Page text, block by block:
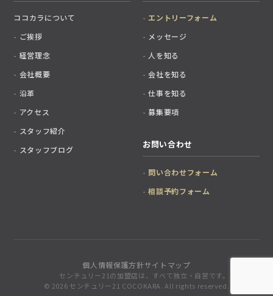
ココカラについて
ご挨拶
経営理念
会社概要
沿革
アクセス
スタッフ紹介
スタッフブログ
エントリーフォーム
メッセージ
人を知る
会社を知る
仕事を知る
募集要項
お問い合わせ
問い合わせフォーム
相談予約フォーム
個人情報保護方針サイトマップ
センチュリー21の加盟店は、すべて独立・自営です。
© 2026 センチュリー21 COCOKARA. All rights reserved.